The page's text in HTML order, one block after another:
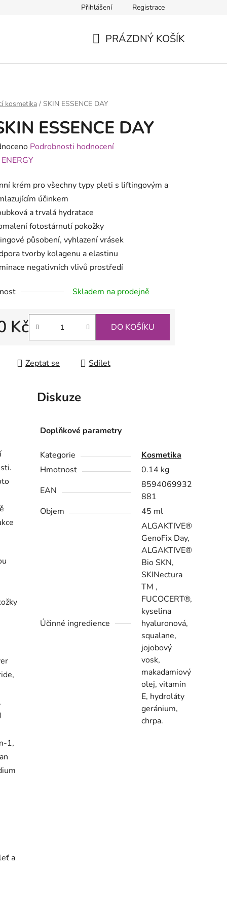
Přihlášení Registrace
PRÁZDNÝ KOŠÍK
kosmetika / SKIN ESSENCE DAY
ESSENCE DAY
Podrobnosti hodnocení
ENERGY
krém pro všechny typy pleti s liftingovým a
účinkem
a trvalá hydratace
fotostárnutí pokožky
působení, vyhlazení vrásek
tvorby kolagenu a elastinu
negativních vlivů prostředí
Skladem na prodejně
Kč DO KOŠÍKU
Zeptat se Sdílet
Diskuze
1,
a
Doplňkové parametry
Kategorie
Kosmetika
Hmotnost
0.14 kg
EAN
8594069932
881
Objem
45 ml
Účinné ingredience
ALGAKTIVE®
GenoFix Day,
ALGAKTIVE®
Bio SKN,
SKINectura
TM ,
FUCOCERT®,
kyselina
hyaluronová,
squalane,
jojobový
vosk,
makadamiový
olej, vitamin
E, hydroláty
geránium,
chrpa.